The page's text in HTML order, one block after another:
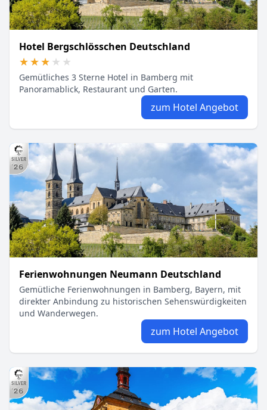
Hotel Bergschlösschen Deutschland
★★★★★
★★★★★
Gemütliches 3 Sterne Hotel in Bamberg mit
Panoramablick, Restaurant und Garten.
zum Hotel Angebot
Ferienwohnungen Neumann Deutschland
Gemütliche Ferienwohnungen in Bamberg, Bayern, mit
direkter Anbindung zu historischen Sehenswürdigkeiten
und Wanderwegen.
zum Hotel Angebot